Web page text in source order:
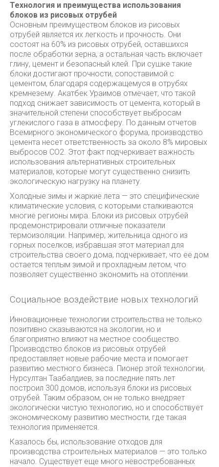
Технология и преимущества использования
блоков из рисовых отрубей
Основным преимуществом блоков из рисовых
отрубей является их легкость и прочность. Они
состоят на 60% из рисовых отрубей, оставшихся
после обработки зерна, а остальная часть включает
глину, цемент и безопасный клей. При сушке такие
блоки достигают прочности, сопоставимой с
цементом, благодаря содержащемуся в отрубях
кремнезему. Акатбек Ураимов отмечает, что такой
подход снижает зависимость от цемента, который в
значительной степени способствует выбросам
углекислого газа в атмосферу. По данным отчетов
Всемирного экономического форума, производство
цемента несет ответственность за около 8% мировых
выбросов CO2. Этот факт подчеркивает важность
использования альтернативных строительных
материалов, которые могут существенно снизить
экологическую нагрузку на планету.
Холодные зимы и жаркие лета — это специфические
климатические условия, с которыми сталкиваются
многие регионы мира. Блоки из рисовых отрубей
продемонстрировали отличные показатели
термоизоляции. Например, жительница одного из
горных поселков, избравшая этот материал для
строительства своего дома, подчеркивает, что ее дом
остается теплым зимой и прохладным летом, что
позволяет существенно экономить на отоплении.
Социальное воздействие новых технологий
Инновационные технологии строительства не только
позитивно сказываются на экологии, но и
благоприятно влияют на местное сообщество.
Производство блоков из рисовых отрубей
предоставляет новые рабочие места и помогает
развитию местного бизнеса. Пионер этой технологии,
Нурсултан Таабалдиев, за последние пять лет
построил 300 домов, используя блоки из рисовых
отрубей. Таким образом, он не только внедряет
экологически чистую технологию, но и способствует
экономическому развитию местности, где такая
технология применяется.
Казалось бы, использование отходов для
производства строительных материалов — это только
начало. Существует еще много невостребованных